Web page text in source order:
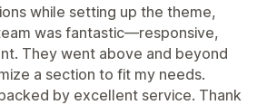
while setting up the theme,
was fantastic—responsive,
They went above and beyond
a section to fit my needs.
by excellent service. Thank